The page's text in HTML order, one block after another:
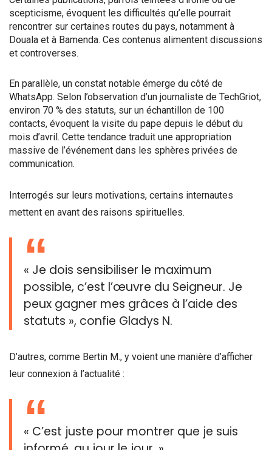
scepticisme, évoquent les difficultés qu’elle pourrait
rencontrer sur certaines routes du pays, notamment à
Douala et à Bamenda. Ces contenus alimentent discussions
et controverses.
En parallèle, un constat notable émerge du côté de
WhatsApp. Selon l’observation d’un journaliste de TechGriot,
environ 70 % des statuts, sur un échantillon de 100
contacts, évoquent la visite du pape depuis le début du
mois d’avril. Cette tendance traduit une appropriation
massive de l’événement dans les sphères privées de
communication.
Interrogés sur leurs motivations, certains internautes
mettent en avant des raisons spirituelles.
« Je dois sensibiliser le maximum
possible, c’est l’œuvre du Seigneur. Je
peux gagner mes grâces à l’aide des
statuts », confie Gladys N.
D’autres, comme Bertin M., y voient une manière d’afficher
leur connexion à l’actualité :
« C’est juste pour montrer que je suis